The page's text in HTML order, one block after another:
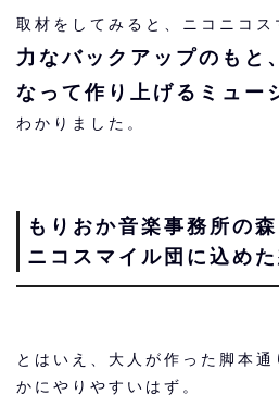
取材をしてみると、ニコニコス
力なバックアップのもと
なって作り上げるミュー
わかりました。
もりおか音楽事務所の
ニコスマイル団に込め
とはいえ、大人が作った脚本
かにやりやすいはず。